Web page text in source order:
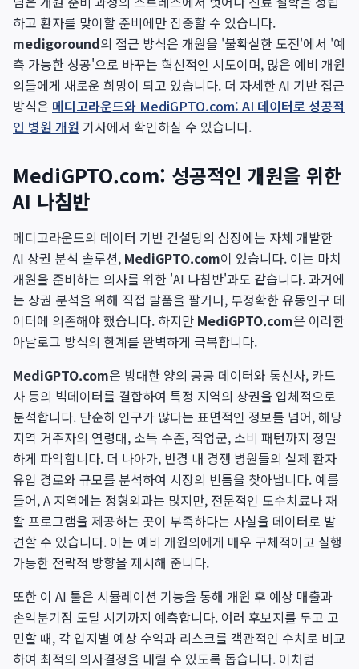
하고 환자를 맞이할 준비에만 집중할 수 있습니다.
medigoround의 접근 방식은 개원을 '불확실한 도전'에서 '예
측 가능한 성공'으로 바꾸는 혁신적인 시도이며, 많은 예비 개원
의들에게 새로운 희망이 되고 있습니다. 더 자세한 AI 기반 접근
방식은 메디고라운드와 MediGPTO.com: AI 데이터로 성공적
인 병원 개원 기사에서 확인하실 수 있습니다.
MediGPTO.com: 성공적인 개원을 위한
AI 나침반
메디고라운드의 데이터 기반 컨설팅의 심장에는 자체 개발한
AI 상권 분석 솔루션, MediGPTO.com이 있습니다. 이는 마치
개원을 준비하는 의사를 위한 'AI 나침반'과도 같습니다. 과거에
는 상권 분석을 위해 직접 발품을 팔거나, 부정확한 유동인구 데
이터에 의존해야 했습니다. 하지만 MediGPTO.com은 이러한
아날로그 방식의 한계를 완벽하게 극복합니다.
MediGPTO.com은 방대한 양의 공공 데이터와 통신사, 카드
사 등의 빅데이터를 결합하여 특정 지역의 상권을 입체적으로
분석합니다. 단순히 인구가 많다는 표면적인 정보를 넘어, 해당
지역 거주자의 연령대, 소득 수준, 직업군, 소비 패턴까지 정밀
하게 파악합니다. 더 나아가, 반경 내 경쟁 병원들의 실제 환자
유입 경로와 규모를 분석하여 시장의 빈틈을 찾아냅니다. 예를
들어, A 지역에는 정형외과는 많지만, 전문적인 도수치료나 재
활 프로그램을 제공하는 곳이 부족하다는 사실을 데이터로 발
견할 수 있습니다. 이는 예비 개원의에게 매우 구체적이고 실행
가능한 전략적 방향을 제시해 줍니다.
또한 이 AI 툴은 시뮬레이션 기능을 통해 개원 후 예상 매출과
손익분기점 도달 시기까지 예측합니다. 여러 후보지를 두고 고
민할 때, 각 입지별 예상 수익과 리스크를 객관적인 수치로 비교
하여 최적의 의사결정을 내릴 수 있도록 돕습니다. 이처럼